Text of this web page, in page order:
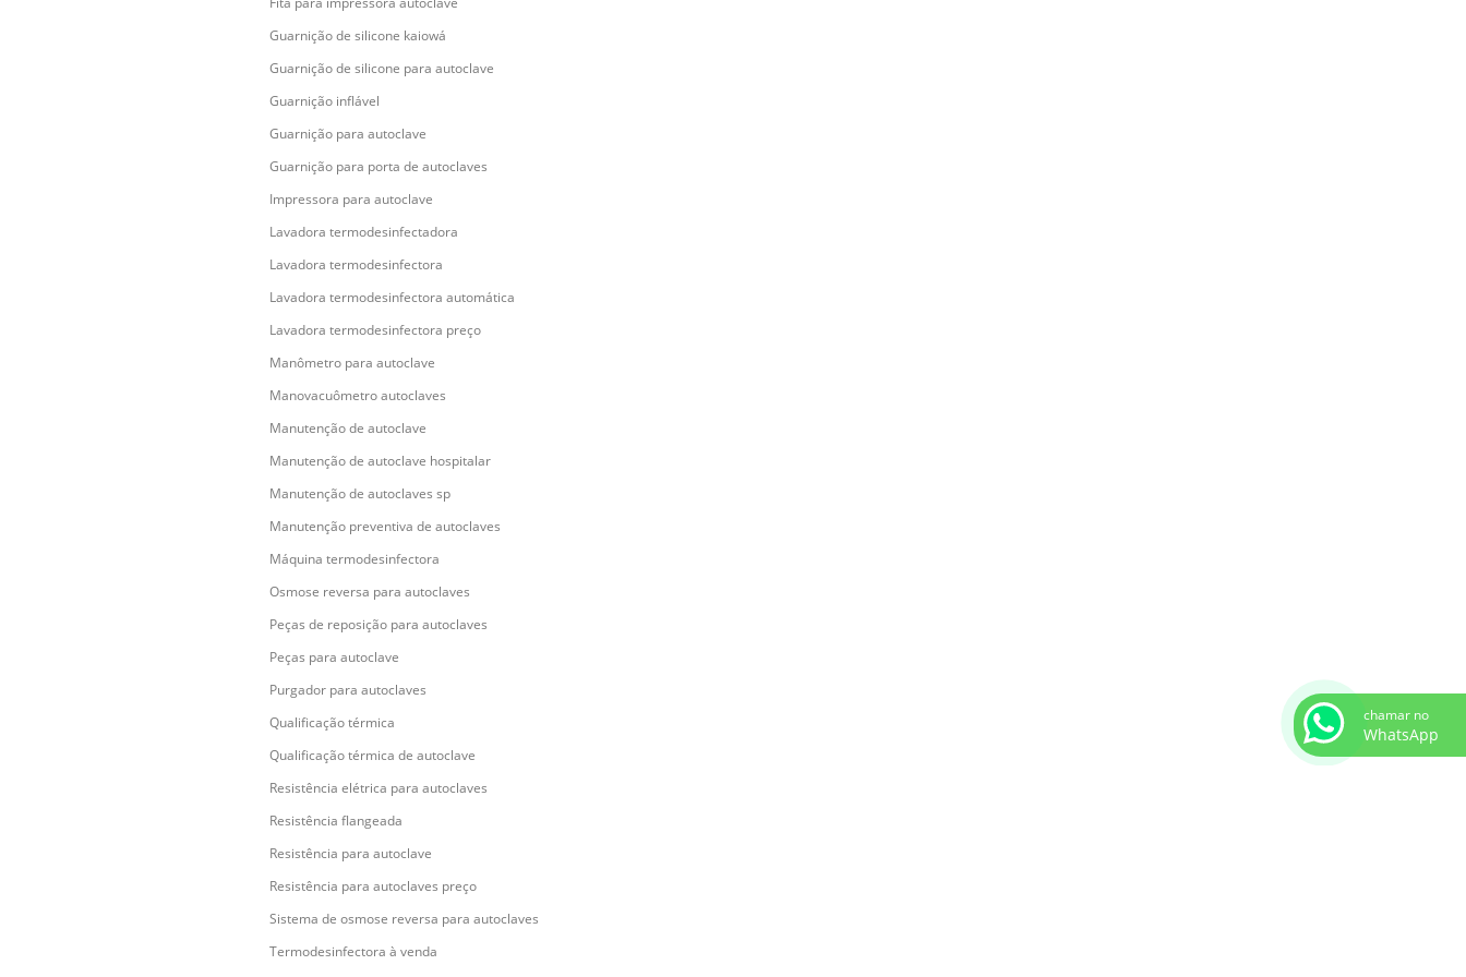
Guarnição de silicone kaiowá
Guarnição de silicone para autoclave
Guarnição inflável
Guarnição para autoclave
Guarnição para porta de autoclaves
Impressora para autoclave
Lavadora termodesinfectadora
Lavadora termodesinfectora
Lavadora termodesinfectora automática
Lavadora termodesinfectora preço
Manômetro para autoclave
Manovacuômetro autoclaves
Manutenção de autoclave
Manutenção de autoclave hospitalar
Manutenção de autoclaves sp
Manutenção preventiva de autoclaves
Máquina termodesinfectora
Osmose reversa para autoclaves
Peças de reposição para autoclaves
Peças para autoclave
Purgador para autoclaves
Qualificação térmica
Qualificação térmica de autoclave
Resistência elétrica para autoclaves
Resistência flangeada
Resistência para autoclave
Resistência para autoclaves preço
Sistema de osmose reversa para autoclaves
Termodesinfectora à venda
chamar no
WhatsApp